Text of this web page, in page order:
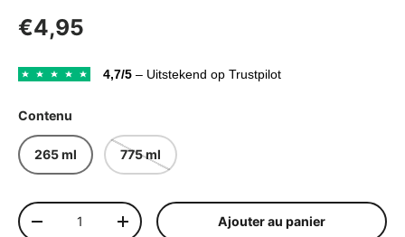
Prix habituel
€4,95
4,7/5 – Uitstekend op Trustpilot
Contenu
265 ml 775 ml
Qté
Diminuer la quantitéAugmenter la quantitéAjouter au panier